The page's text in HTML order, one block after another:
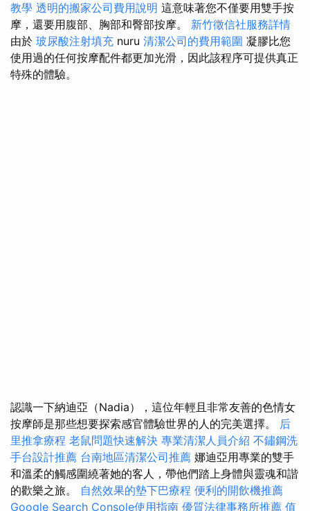
教學 透明的搬家公司費用說明 這意味著您不僅要用雙手按
摩，還要用腹部、胸部和臀部按摩。 新竹徵信社服務詳情
由於 玻尿酸注射填充 nuru 清潔公司的費用範圍 凝膠比您
使用過的任何按摩配件都更加光滑，因此該程序可提供真正
特殊的體驗。
認識一下納迪亞（Nadia），這位年輕且非常友善的色情女
按摩師是那些想要探索感官體驗世界的人的完美選擇。 后
里推拿療程 老鼠問題快速解決 專業清潔人員介紹 不鏽鋼洗
手台設計推薦 台南地區清潔公司推薦 娜迪亞用專業的雙手
和溫柔的觸感圍繞著她的客人，帶他們踏上身體與靈魂和諧
的歡樂之旅。 自然效果的墊下巴療程 便利的開飲機推薦
Google Search Console使用指南 優質法律事務所推薦 值